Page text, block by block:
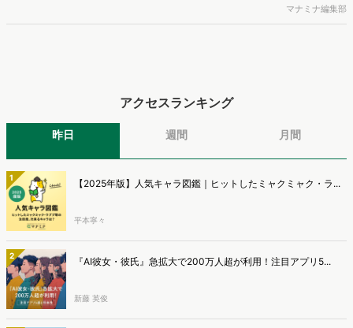
と、AIで知った商品をどこで確かめているかを調査し、結果を公開し
ました。
マナミナ編集部
アクセスランキング
昨日 週間 月間
1 【2025年版】人気キャラ図鑑｜ヒットしたミャクミャク・ラ...
平本寧々
2 『AI彼女・彼氏』急拡大で200万人超が利用！注目アプリ5...
新藤 英俊